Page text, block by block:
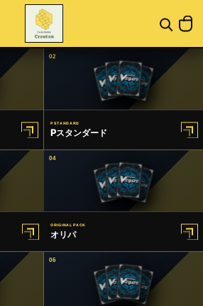
02
P STANDARD
Pスタンダード
04
ORIGINAL PACK
オリパ
06